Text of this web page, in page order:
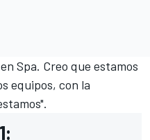
Spa. Creo que estamos
equipos, con la